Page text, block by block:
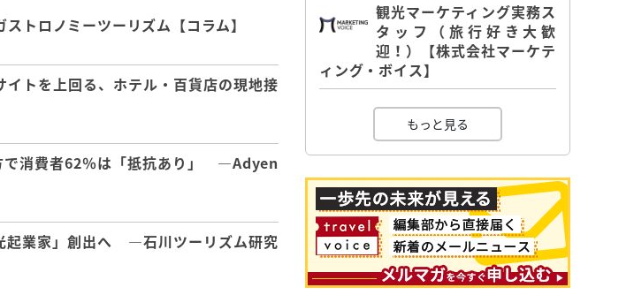
トロノミーツーリズム【コラム】
トを上回る、ホテル・百貨店の現地接
で消費者62％は「抵抗あり」 ―Adyen
起業家」創出へ ―石川ツーリズム研究
観光マーケティング実務ス
タッフ（旅行好き大歓
迎！）【株式会社マーケテ
ィング・ボイス】
もっと見る